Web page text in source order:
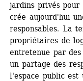
jardins privés pour
crée aujourd'hui
responsables. La
propriétaires de
entretenue par
un partage des
l'espace public